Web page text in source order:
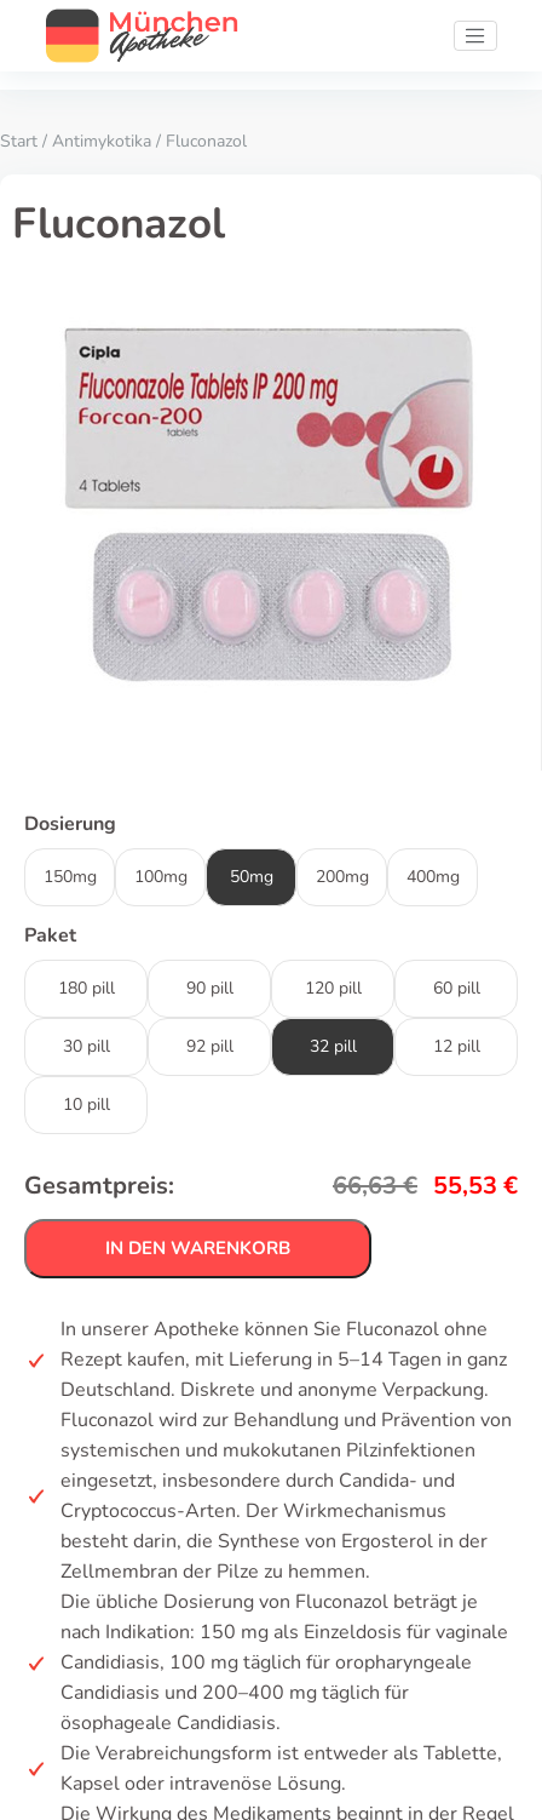
Start / Antimykotika / Fluconazol
Fluconazol
Dosierung
150mg 100mg 50mg 200mg 400mg
Paket
180 pill 90 pill 120 pill 60 pill
30 pill 92 pill 32 pill 12 pill
10 pill
Gesamtpreis: 66,63€ 55,53 €
IN DEN WARENKORB
In unserer Apotheke können Sie Fluconazol ohne
Rezept kaufen, mit Lieferung in 5–14 Tagen in ganz
Deutschland. Diskrete und anonyme Verpackung.
Fluconazol wird zur Behandlung und Prävention von
systemischen und mukokutanen Pilzinfektionen
eingesetzt, insbesondere durch Candida- und
Cryptococcus-Arten. Der Wirkmechanismus
besteht darin, die Synthese von Ergosterol in der
Zellmembran der Pilze zu hemmen.
Die übliche Dosierung von Fluconazol beträgt je
nach Indikation: 150 mg als Einzeldosis für vaginale
Candidiasis, 100 mg täglich für oropharyngeale
Candidiasis und 200–400 mg täglich für
ösophageale Candidiasis.
Die Verabreichungsform ist entweder als Tablette,
Kapsel oder intravenöse Lösung.
Die Wirkung des Medikaments beginnt in der Regel